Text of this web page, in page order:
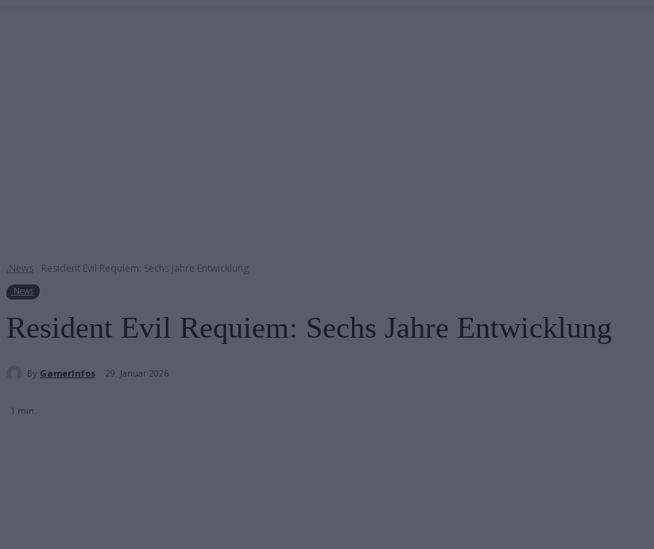
.News Resident Evil Requiem: Sechs Jahre Entwicklung
.News
Resident Evil Requiem: Sechs Jahre Entwicklung
By GamerInfos 29. Januar 2026
1 min.